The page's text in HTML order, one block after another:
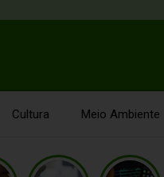
Cultura Meio Ambiente